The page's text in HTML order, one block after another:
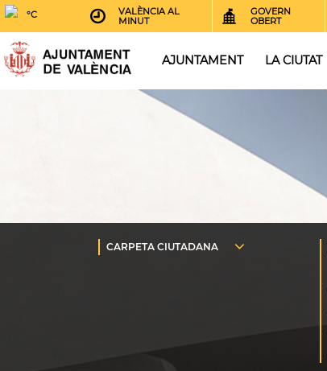
°C
VALÈNCIA AL
MINUT
GOVERN
OBERT
AJUNTAMENT LA CIUTAT